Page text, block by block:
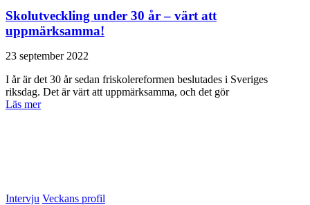
Skolutveckling under 30 år – värt att
uppmärksamma!
23 september 2022
I år är det 30 år sedan friskolereformen beslutades i Sveriges
riksdag. Det är värt att uppmärksamma, och det gör
Läs mer
Intervju Veckans profil